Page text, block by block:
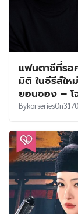
แฟนตาซีที่รอ
มิติ ในซีรีส์ใ
ยอนซอง – โ
BykorseriesOn31/